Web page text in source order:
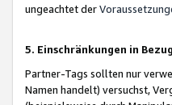
ungeachtet der
5. Einschränkungen in
Partner-Tags sollten nur
Namen handelt) versuchst,